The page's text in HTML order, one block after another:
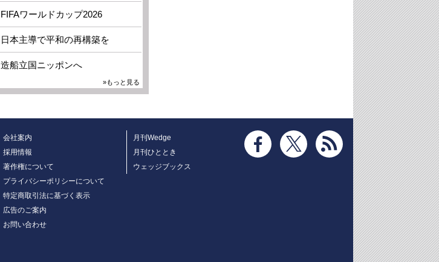
FIFAワールドカップ2026
日本主導で平和の再構築を
造船立国ニッポンへ
»もっと見る
会社案内
採用情報
著作権について
プライバシーポリシーについて
特定商取引法に基づく表示
広告のご案内
お問い合わせ
月刊Wedge
月刊ひととき
ウェッジブックス